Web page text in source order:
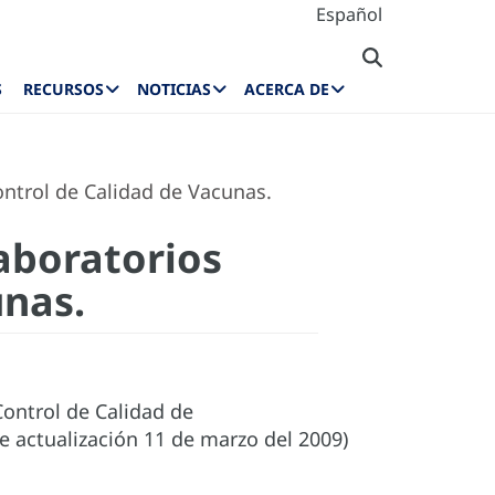
Español
RECURSOS NOTICIAS ACERCA DE
de Calidad de Vacunas.
de Calidad de
actualización 11 de marzo del 2009)